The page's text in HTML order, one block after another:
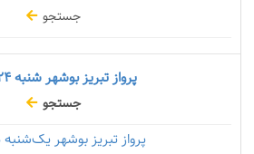
جستجو
پرواز تبریز بوشهر شنبه۲۴ مرداد
جستجو
پرواز تبریز بوشهر یک‌شنبه